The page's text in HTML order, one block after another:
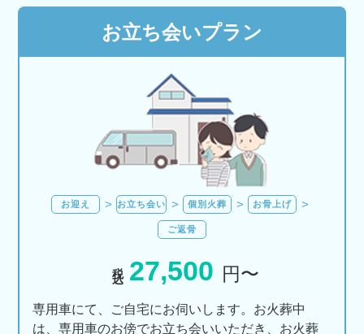
お立ち会いプラン
お迎え お立ち会い 個別火葬 お骨上げ
ご返骨
27,500 円〜
専用車にて、ご自宅にお伺いします。お火葬中
は、専用車のお傍でお立ち会いいただき、お火葬